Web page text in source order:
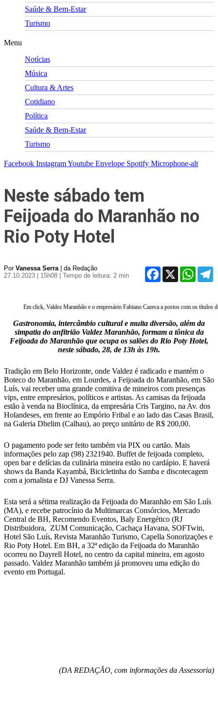
Saúde & Bem-Estar
Turismo
Menu
Notícias
Música
Cultura & Artes
Cotidiano
Política
Saúde & Bem-Estar
Turismo
Facebook InstagramYoutube Envelope Spotify Microphone-alt
Neste sábado tem
Feijoada do Maranhão no
Rio Poty Hotel
Por Vanessa Serra| da Redação
27.10.2023 | 15h08
| Tempo de leitura: 2 min
Facebook
X
Em click, Valdez Maranhão e o empresário Fabiano Cazeca a postos com os títulos
Gastronomia, intercâmbio cultural e muita diversão, além da
simpatia do anfitrião Valdez Maranhão, formam a tônica da
Feijoada do Maranhão que ocupa os salões do Rio Poty Hotel,
neste sábado, 28, de 13h às 19h.
Tradição em Belo Horizonte, onde Valdez é radicado e mantém o
Boteco do Maranhão, em Lourdes, a Feijoada do Maranhão, em São
Luís, vai receber uma grande comitiva de mineiros com presenças
vips, entre empresários, políticos e artistas. As camisas da feijoada
estão à venda na Bioclínica, da empresária Cris Targino, na Av. dos
Holandeses, em frente ao Empório Fribal e ao lado das Casas Brasil,
na Galeria Dhelim (Calhau), ao preço unitário de R$ 200,00.
O pagamento pode ser feito também via PIX ou cartão. Mais
informações pelo zap (98) 2321940. Buffet de feijoada completo,
open bar e delícias da culinária mineira estão no cardápio. E haverá
shows da Banda Kayambá, Bicicletinha do Samba e discotecagem
com a jornalista e DJ Vanessa Serra.
Esta será a sétima realização da Feijoada do Maranhão em São Luís
(MA), e recebe patrocínio da Multimarcas Consórcios, Mercado
Central de BH, Recomendo Eventos, Baly Energético (RJ
Distribuidora, ZUM Comunicação, Cachaça Havana, SOFTwin,
Hotel São Luís, Revista Maranhão Turismo, Capella Sonorizações e
Rio Poty Hotel. Em BH, a 32ª edição da Feijoada do Maranhão
ocorreu no Dayrell Hotel, no centro da capital mineira, em agosto
passado. Valdez Maranhão também já promoveu uma edição do
evento em Portugal.
(DA REDAÇÃO, com informações da Assessoria)